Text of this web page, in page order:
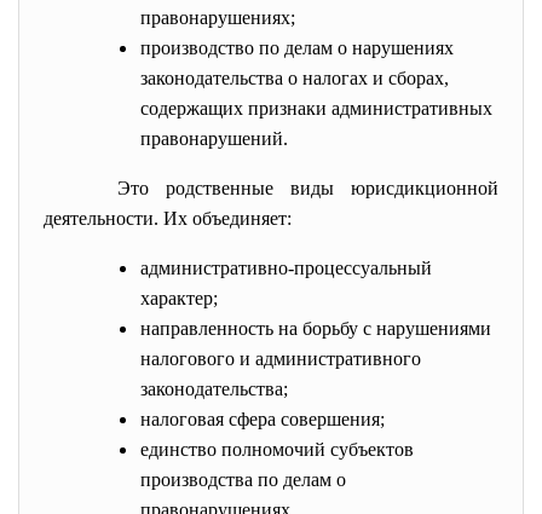
правонарушениях;
производство по делам о нарушениях
законодательства о налогах и сборах,
содержащих признаки административных
правонарушений.
Это родственные виды юрисдикционной
деятельности. Их объединяет:
административно-процессуальный
характер;
направленность на борьбу с нарушениями
налогового и административного
законодательства;
налоговая сфера совершения;
единство полномочий субъектов
производства по делам о
правонарушениях.